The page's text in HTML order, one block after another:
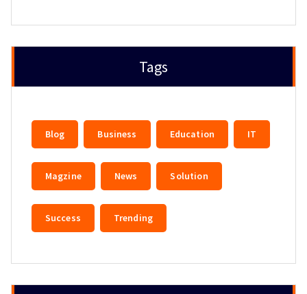
Tags
Blog Business Education IT
Magzine News Solution
Success Trending